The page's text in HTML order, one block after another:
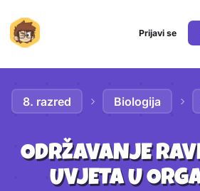
Prijavi se
8. razred Biologija
ODRŽAVANJE
UVJETA U